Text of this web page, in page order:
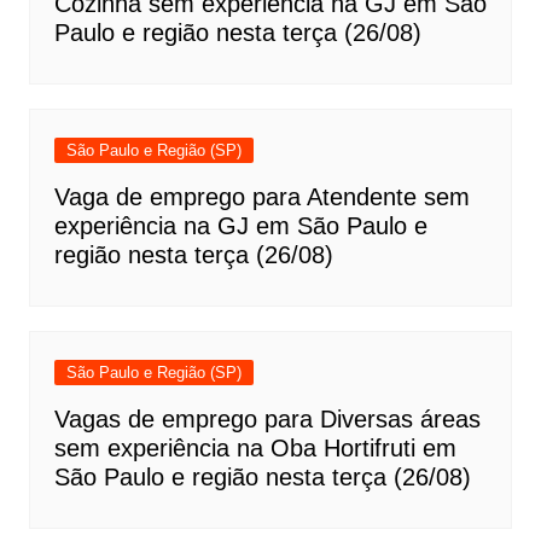
Paulo e região nesta terça (26/08)
São Paulo e Região (SP)
Vaga de emprego para Atendente sem
experiência na GJ em São Paulo e
região nesta terça (26/08)
São Paulo e Região (SP)
Vagas de emprego para Diversas áreas
sem experiência na Oba Hortifruti em
São Paulo e região nesta terça (26/08)